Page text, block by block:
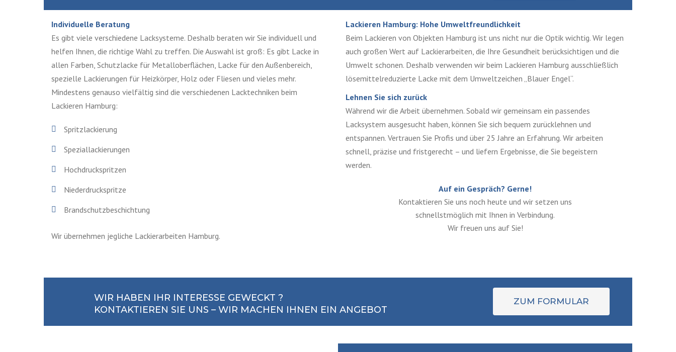
Individuelle Beratung
Es gibt viele verschiedene Lacksysteme. Deshalb beraten wir Sie individuell und
helfen Ihnen, die richtige Wahl zu treffen. Die Auswahl ist groß: Es gibt Lacke in
allen Farben, Schutzlacke für Metalloberflächen, Lacke für den Außenbereich,
spezielle Lackierungen für Heizkörper, Holz oder Fliesen und vieles mehr.
Mindestens genauso vielfältig sind die verschiedenen Lacktechniken beim
Lackieren Hamburg:
Spritzlackierung
Speziallackierungen
Hochdruckspritzen
Niederdruckspritze
Brandschutzbeschichtung
Wir übernehmen jegliche Lackierarbeiten Hamburg.
Lackieren Hamburg: Hohe Umweltfreundlichkeit
Beim Lackieren von Objekten Hamburg ist uns nicht nur die Optik wichtig. Wir legen
auch großen Wert auf Lackierarbeiten, die Ihre Gesundheit berücksichtigen und die
Umwelt schonen. Deshalb verwenden wir beim Lackieren Hamburg ausschließlich
lösemittelreduzierte Lacke mit dem Umweltzeichen „Blauer Engel“.
Lehnen Sie sich zurück
Während wir die Arbeit übernehmen. Sobald wir gemeinsam ein passendes
Lacksystem ausgesucht haben, können Sie sich bequem zurücklehnen und
entspannen. Vertrauen Sie Profis und über 25 Jahre an Erfahrung. Wir arbeiten
schnell, präzise und fristgerecht – und liefern Ergebnisse, die Sie begeistern
werden.
Auf ein Gespräch? Gerne!
Kontaktieren Sie uns noch heute und wir setzen uns
schnellstmöglich mit Ihnen in Verbindung.
Wir freuen uns auf Sie!
WIR HABEN IHR INTERESSE GEWECKT ?
KONTAKTIEREN SIE UNS – WIR MACHEN IHNEN EIN ANGEBOT
ZUM FORMULAR